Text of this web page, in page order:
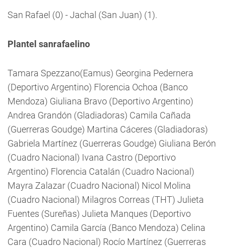
San Rafael (0) - Jachal (San Juan) (1).
Plantel sanrafaelino
Tamara Spezzano(Eamus) Georgina Pedernera
(Deportivo Argentino) Florencia Ochoa (Banco
Mendoza) Giuliana Bravo (Deportivo Argentino)
Andrea Grandón (Gladiadoras) Camila Cañada
(Guerreras Goudge) Martina Cáceres (Gladiadoras)
Gabriela Martínez (Guerreras Goudge) Giuliana Berón
(Cuadro Nacional) Ivana Castro (Deportivo
Argentino) Florencia Catalán (Cuadro Nacional)
Mayra Zalazar (Cuadro Nacional) Nicol Molina
(Cuadro Nacional) Milagros Correas (THT) Julieta
Fuentes (Sureñas) Julieta Manques (Deportivo
Argentino) Camila García (Banco Mendoza) Celina
Cara (Cuadro Nacional) Rocío Martínez (Guerreras